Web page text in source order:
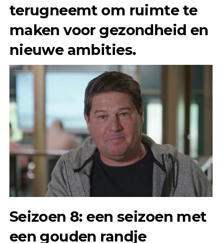
terugneemt om ruimte te
maken voor gezondheid en
nieuwe ambities.
Seizoen 8: een seizoen met
een gouden randje